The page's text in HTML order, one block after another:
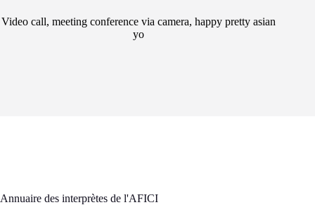
Video call, meeting conference via camera, happy pretty asian
yo
Annuaire des interprètes de l'AFICI